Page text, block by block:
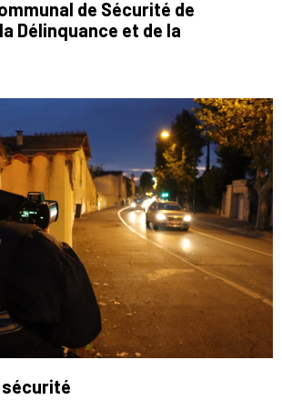
de Sécurité de
Délinquance et de la